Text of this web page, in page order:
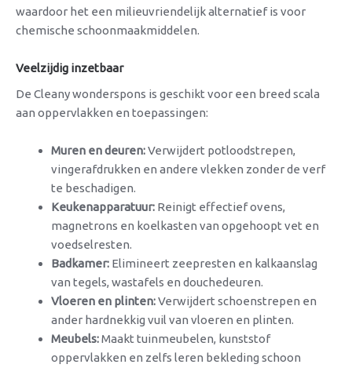
waardoor het een milieuvriendelijk alternatief is voor
chemische schoonmaakmiddelen.
Veelzijdig inzetbaar
De Cleany wonderspons is geschikt voor een breed scala
aan oppervlakken en toepassingen:
Muren en deuren:Verwijdert potloodstrepen,
vingerafdrukken en andere vlekken zonder de verf
te beschadigen.
Keukenapparatuur: Reinigt effectief ovens,
magnetrons en koelkasten van opgehoopt vet en
voedselresten.
Badkamer: Elimineert zeepresten en kalkaanslag
van tegels, wastafels en douchedeuren.
Vloeren en plinten:Verwijdert schoenstrepen en
ander hardnekkig vuil van vloeren en plinten.
Meubels:Maakt tuinmeubelen, kunststof
oppervlakken en zelfs leren bekleding schoon